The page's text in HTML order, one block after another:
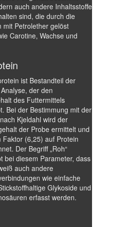
auch andere Inhaltsstoffe
sind, die durch die
mit Petrolether gelöst
Carotine, Wachse und
ist Bestandteil der
der den
des Futtermittels
Bei der Bestimmung mit der
Kjeldahl wird der
der Probe ermittelt und
Faktor (6,25) auf Protein
Der Begriff „Roh“
bei diesem Parameter, dass
auch andere
wie einfache
Glykoside und
erfasst werden.